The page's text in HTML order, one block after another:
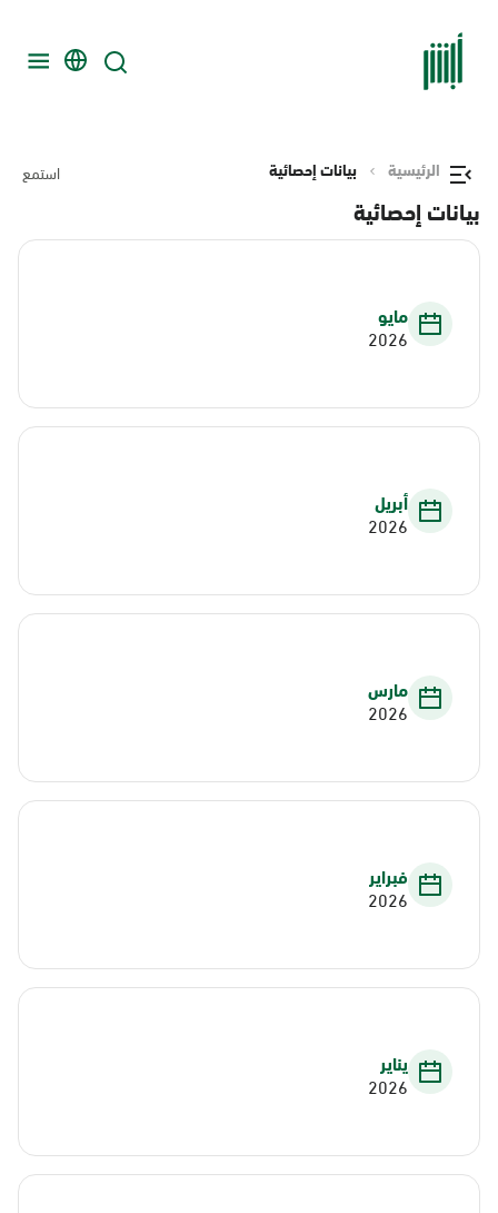
الرئيسية بيانات إحصائية استمع
بيانات إحصائية
مايو
2026
أبريل
2026
مارس
2026
فبراير
2026
يناير
2026